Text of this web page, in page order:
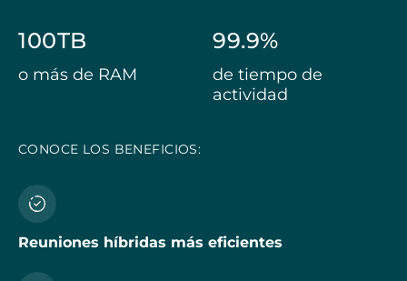
o más de RAM
100TB
de tiempo de
actividad
99.9%
CONOCE LOS BENEFICIOS:
Reuniones híbridas más eficientes